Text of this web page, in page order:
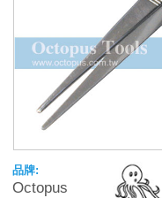
品牌:
Octopus